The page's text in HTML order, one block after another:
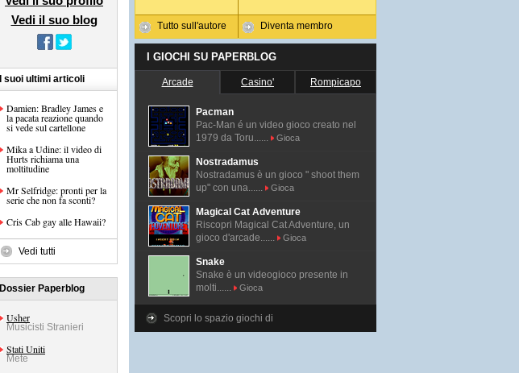
Vedi il suo blog
I suoi ultimi articoli
Damien: Bradley James e
la pacata reazione quando
si vede sul cartellone
Mika a Udine: il video di
Hurts richiama una
moltitudine
Mr Selfridge: pronti per la
serie che non fa sconti?
Cris Cab gay alle Hawaii?
Vedi tutti
Dossier Paperblog
Usher
Musicisti Stranieri
Stati Uniti
Mete
Tutto sull'autore Diventa membro
I GIOCHI SU PAPERBLOG
Arcade Casino' Rompicapo
Pacman
Pac-Man é un video gioco creato nel
1979 da Toru......
Gioca
Nostradamus
Nostradamus è un gioco " shoot them
up" con una......
Gioca
Magical Cat Adventure
Riscopri Magical Cat Adventure, un
gioco d'arcade......
Gioca
Snake
Snake è un videogioco presente in
molti......
Gioca
Scopri lo spazio giochi di